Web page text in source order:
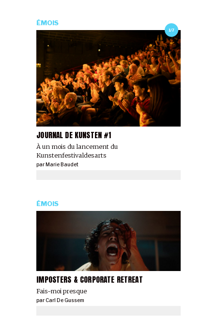
1/7
JOURNAL DE KUNSTEN #1
À un mois du lancement du
Kunstenfestivaldesarts
ÉMOIS
parMarie Baudet
IMPOSTERS & CORPORATE RETREAT
Fais-moi presque
ÉMOIS
parCarl De Gussem